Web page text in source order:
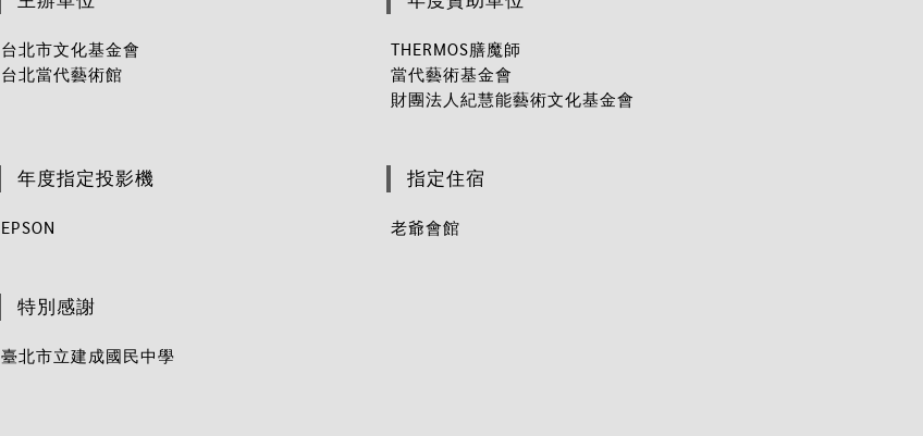
台北市文化基金會
台北當代藝術館
THERMOS膳魔師
當代藝術基金會
財團法人紀慧能藝術文化基金會
年度指定投影機
EPSON
指定住宿
老爺會館
特別感謝
臺北市立建成國民中學